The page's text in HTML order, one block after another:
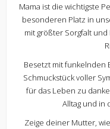
Mama ist die wichtigste
besonderen Platz in
mit größter Sorgfalt
Besetzt mit funkelnden
Schmuckstück voller
für das Leben zu
Alltag und in
Zeige deiner Mutter,